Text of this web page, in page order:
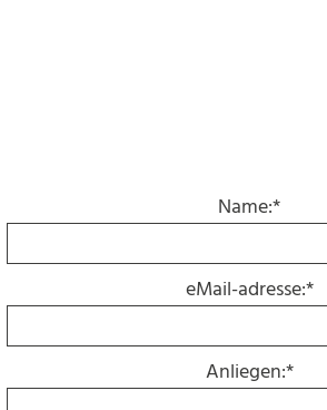
Name:*
eMail-adresse:*
Anliegen:*